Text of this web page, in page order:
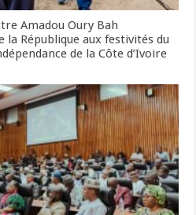
Amadou Oury Bah
République aux festivités du
de la Côte d’Ivoire